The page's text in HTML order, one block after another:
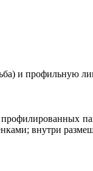
и профильную
внутри